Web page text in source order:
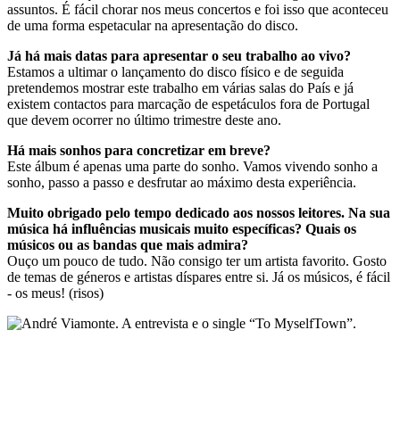
assuntos. É fácil chorar nos meus concertos e foi isso que aconteceu
de uma forma espetacular na apresentação do disco.
Já há mais datas para apresentar o seu trabalho ao vivo?
Estamos a ultimar o lançamento do disco físico e de seguida
pretendemos mostrar este trabalho em várias salas do País e já
existem contactos para marcação de espetáculos fora de Portugal
que devem ocorrer no último trimestre deste ano.
Há mais sonhos para concretizar em breve?
Este álbum é apenas uma parte do sonho. Vamos vivendo sonho a
sonho, passo a passo e desfrutar ao máximo desta experiência.
Muito obrigado pelo tempo dedicado aos nossos leitores. Na sua
música há influências musicais muito específicas? Quais os
músicos ou as bandas que mais admira?
Ouço um pouco de tudo. Não consigo ter um artista favorito. Gosto
de temas de géneros e artistas díspares entre si. Já os músicos, é fácil
- os meus! (risos)